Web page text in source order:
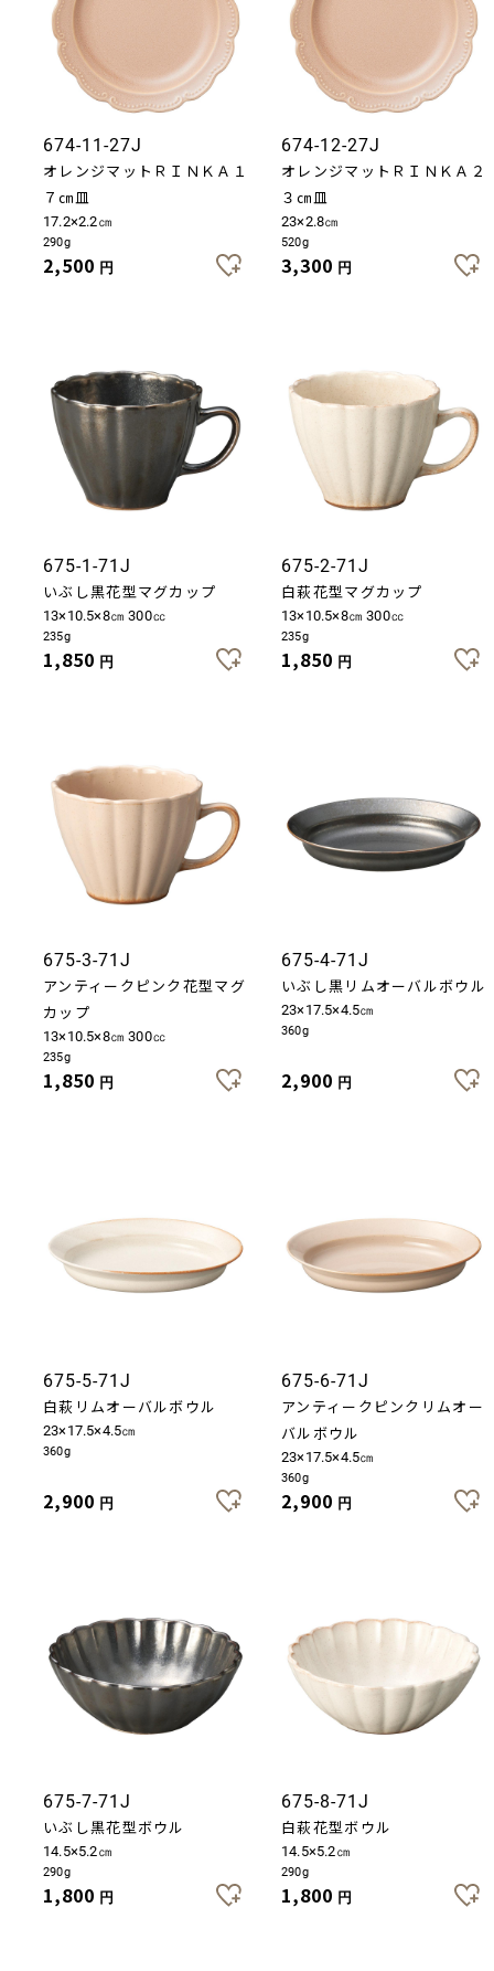
674-11-27J
オレンジマットＲＩＮＫＡ１
７㎝皿
17.2×2.2㎝
290g
2,500 円
674-12-27J
オレンジマットＲＩＮＫＡ２
３㎝皿
23×2.8㎝
520g
3,300 円
675-1-71J
いぶし黒花型マグカップ
13×10.5×8㎝ 300㏄
235g
1,850 円
675-2-71J
白萩花型マグカップ
13×10.5×8㎝ 300㏄
235g
1,850 円
675-3-71J
アンティークピンク花型マグ
カップ
13×10.5×8㎝ 300㏄
235g
1,850 円
675-4-71J
いぶし黒リムオーバルボウル
23×17.5×4.5㎝
360g
2,900 円
675-5-71J
白萩リムオーバルボウル
23×17.5×4.5㎝
360g
2,900 円
675-6-71J
アンティークピンクリムオー
バルボウル
23×17.5×4.5㎝
360g
2,900 円
675-7-71J
いぶし黒花型ボウル
14.5×5.2㎝
290g
1,800 円
675-8-71J
白萩花型ボウル
14.5×5.2㎝
290g
1,800 円